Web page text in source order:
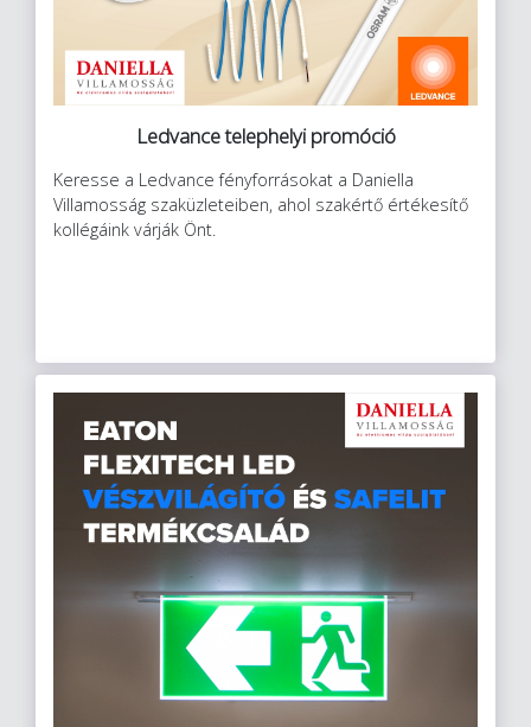
Ledvance telephelyi promóció
Keresse a Ledvance fényforrásokat a Daniella
Villamosság szaküzleteiben, ahol szakértő értékesítő
kollégáink várják Önt.